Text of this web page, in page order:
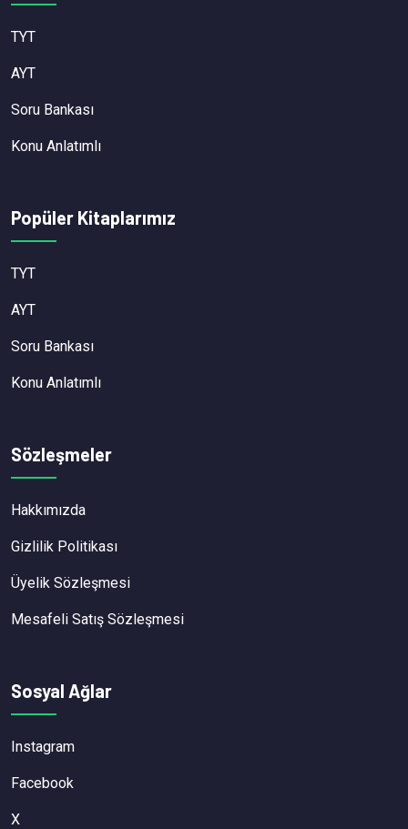
TYT
AYT
Soru Bankası
Konu Anlatımlı
Popüler Kitaplarımız
TYT
AYT
Soru Bankası
Konu Anlatımlı
Sözleşmeler
Hakkımızda
Gizlilik Politikası
Üyelik Sözleşmesi
Mesafeli Satış Sözleşmesi
Sosyal Ağlar
Instagram
Facebook
X